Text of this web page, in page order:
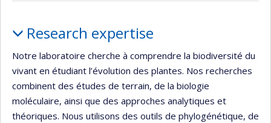
Research expertise
Notre laboratoire cherche à comprendre la biodiversité du
vivant en étudiant l’évolution des plantes. Nos recherches
combinent des études de terrain, de la biologie
moléculaire, ainsi que des approches analytiques et
théoriques. Nous utilisons des outils de phylogénétique, de